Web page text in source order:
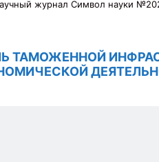
журнал Символ науки
ТАМОЖЕННОЙ